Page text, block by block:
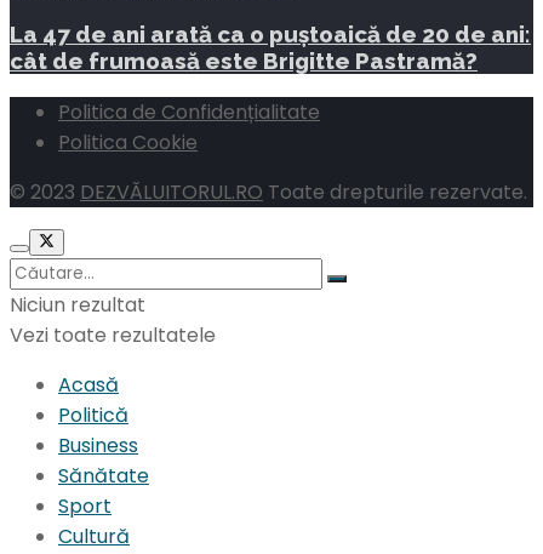
La 47 de ani arată ca o puștoaică de 20 de ani:
cât de frumoasă este Brigitte Pastramă?
Politica de Confidențialitate
Politica Cookie
© 2023 DEZVĂLUITORUL.RO Toate drepturile rezervate.
Niciun rezultat
Vezi toate rezultatele
Acasă
Politică
Business
Sănătate
Sport
Cultură